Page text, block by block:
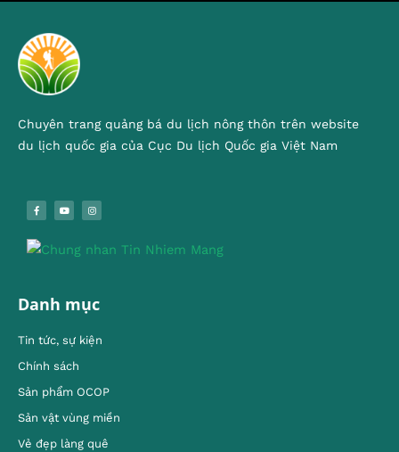
Chuyên trang quảng bá du lịch nông thôn trên website
du lịch quốc gia của Cục Du lịch Quốc gia Việt Nam
Danh mục
Tin tức, sự kiện
Chính sách
Sản phẩm OCOP
Sản vật vùng miền
Vẻ đẹp làng quê